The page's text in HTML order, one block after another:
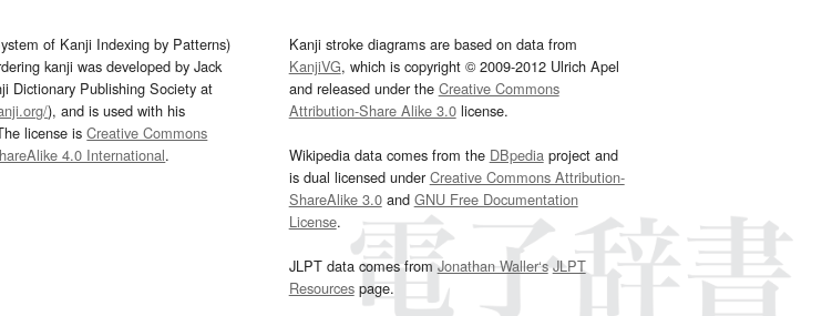
of Kanji Indexing by Patterns)
kanji was developed by Jack
Dictionary Publishing Society at
), and is used with his
license isCreative Commons
4.0 International.
Kanji stroke diagrams are based on data from
KanjiVG, which is copyright © 2009-2012 Ulrich Apel
and released under the Creative Commons
Attribution-Share Alike 3.0license.
Wikipedia data comes from the DBpediaproject and
is dual licensed underCreative Commons Attribution-
ShareAlike 3.0and GNU Free Documentation
License.
JLPT data comes fromJonathan Waller‘s JLPT
Resourcespage.